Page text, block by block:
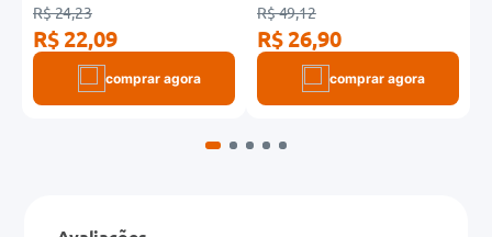
R$ 24,23
R$ 22,09
comprar agora
R$ 49,12
R$ 26,90
comprar agora